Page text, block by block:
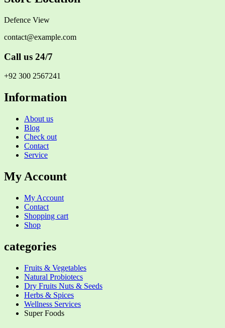
Defence View
contact@example.com
Call us 24/7
+92 300 2567241
Information
About us
Blog
Check out
Contact
Service
My Account
My Account
Contact
Shopping cart
Shop
categories
Fruits & Vegetables
Natural Probiotecs
Dry Fruits Nuts & Seeds
Herbs & Spices
Wellness Services
Super Foods